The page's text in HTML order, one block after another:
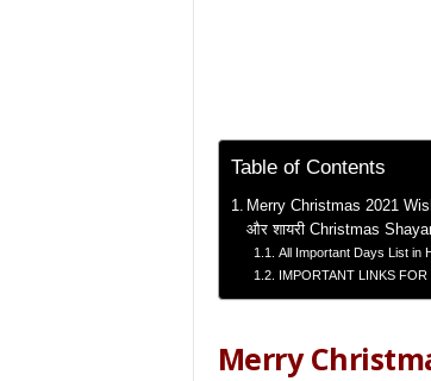
Table of Contents
Merry Christmas 2021
और शायरी Christmas
All Important Days List in
IMPORTANT LINKS FOR
Merry